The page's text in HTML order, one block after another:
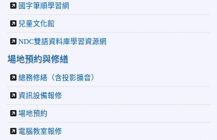
國字筆順學習網
兒童文化館
NDC雙語資料庫學習資源網
場地預約與修繕
總務修繕（含投影擴音）
資訊設備報修
場地預約
電腦教室報修